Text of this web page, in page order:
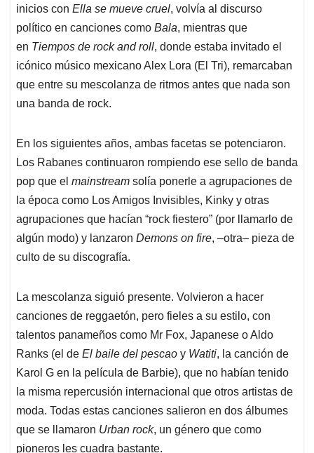
inicios con Ella se mueve cruel, volvía al discurso
político en canciones como Bala, mientras que
en Tiempos de rock and roll, donde estaba invitado el
icónico músico mexicano Alex Lora (El Tri), remarcaban
que entre su mescolanza de ritmos antes que nada son
una banda de rock.
En los siguientes años, ambas facetas se potenciaron.
Los Rabanes continuaron rompiendo ese sello de banda
pop que el mainstream solía ponerle a agrupaciones de
la época como Los Amigos Invisibles, Kinky y otras
agrupaciones que hacían “rock fiestero” (por llamarlo de
algún modo) y lanzaron Demons on fire, –otra– pieza de
culto de su discografía.
La mescolanza siguió presente. Volvieron a hacer
canciones de reggaetón, pero fieles a su estilo, con
talentos panameños como Mr Fox, Japanese o Aldo
Ranks (el de El baile del pescao y Watiti, la canción de
Karol G en la película de Barbie), que no habían tenido
la misma repercusión internacional que otros artistas de
moda. Todas estas canciones salieron en dos álbumes
que se llamaron Urban rock, un género que como
pioneros les cuadra bastante.